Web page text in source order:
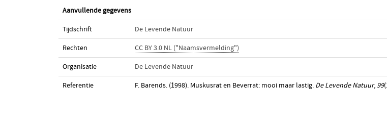
Aanvullende gegevens
Tijdschrift De Levende Natuur
Rechten CC BY 3.0 NL ("Naamsvermelding")
Organisatie De Levende Natuur
Referentie F. Barends. (1998). Muskusrat en Beverrat: mooi maar lastig. De Levende Natuur, 99